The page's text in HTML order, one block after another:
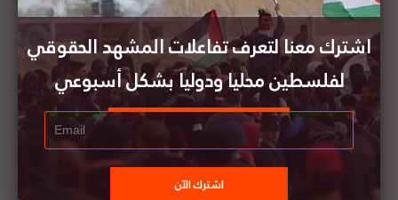
إسرائيل تحذر حركة حماس من دخول طائرات مسيرة من
غزة إلى أراضيها
تقرير المشهد الحقوقي لفلسطين | العدد (18) | 3 - 9
مايو 2020
اشترك معنا لتعرف تفاعلات المشهد الحقوقي
لفلسطين محليا ودوليا بشكل أسبوعي